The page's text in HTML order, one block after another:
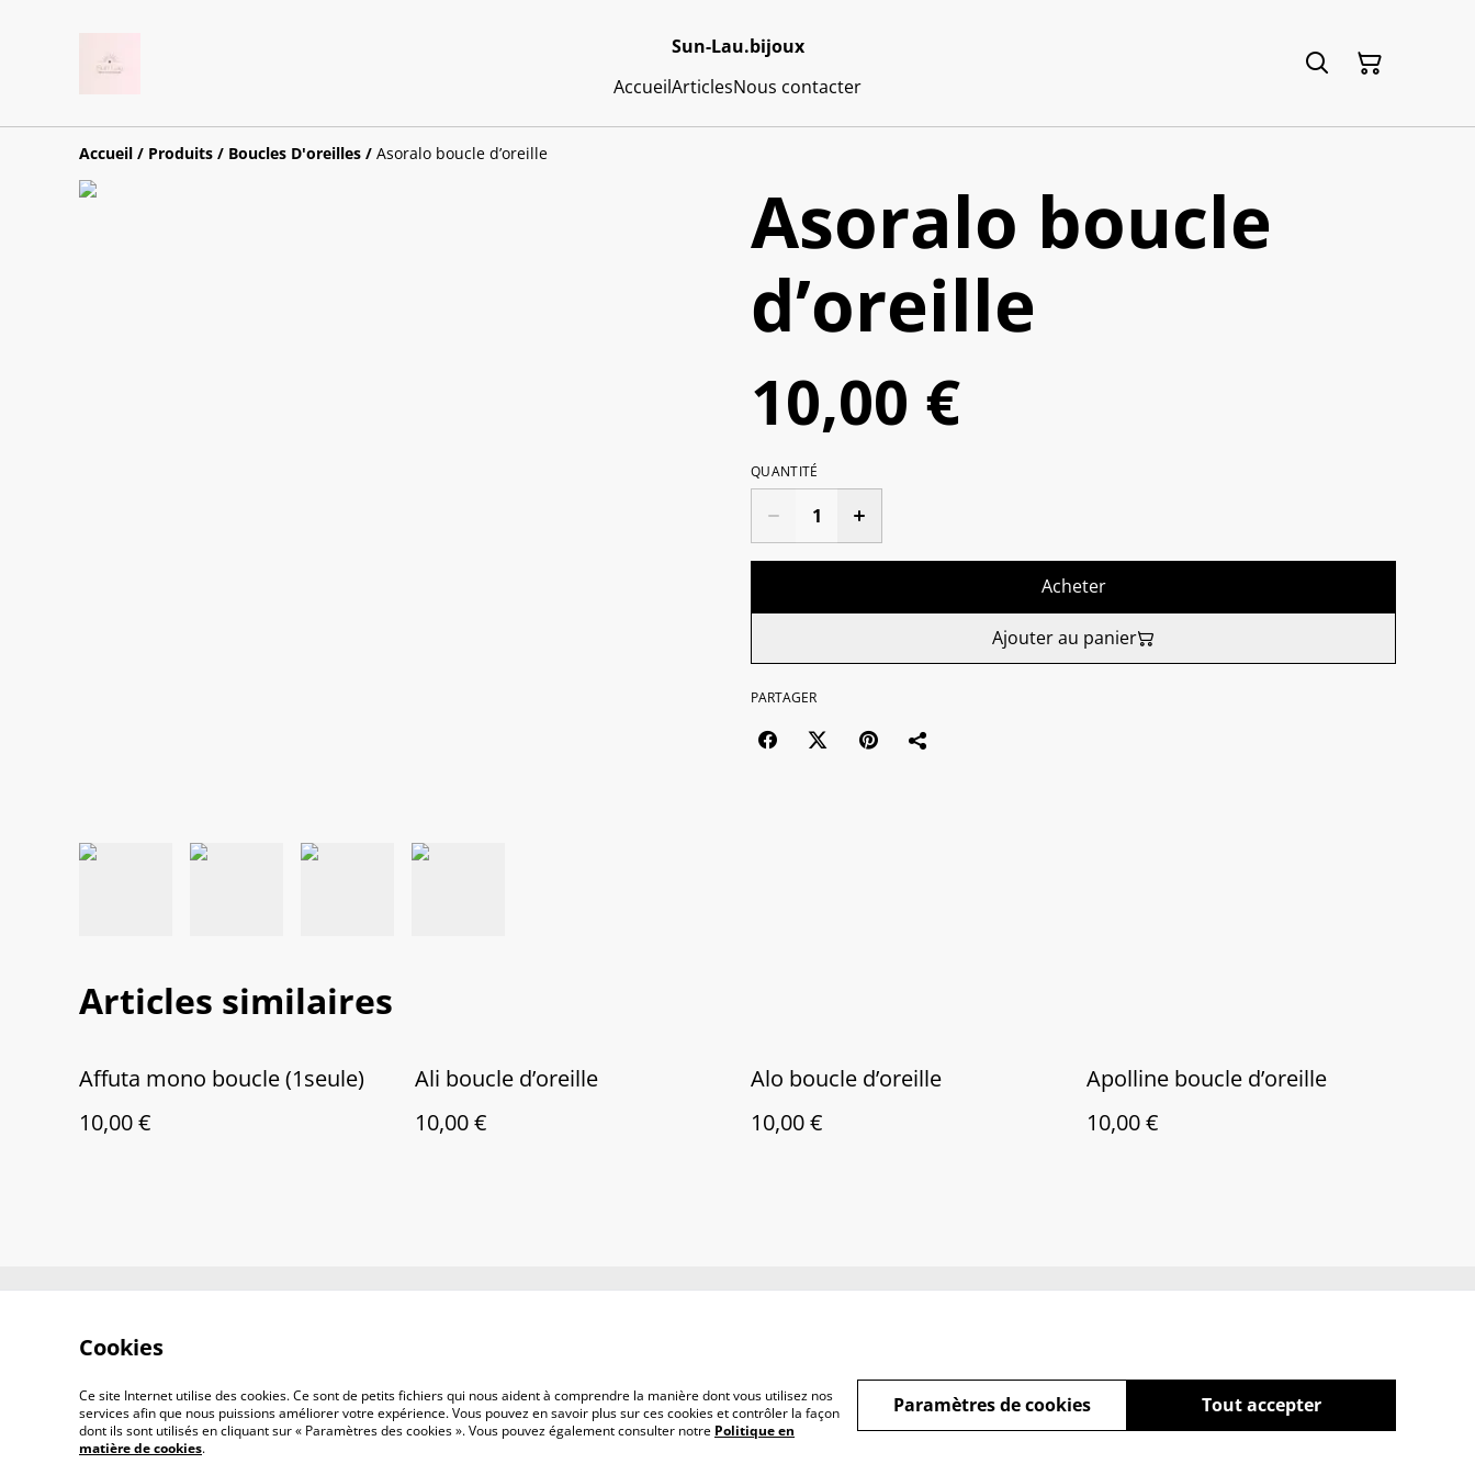
Sun-Lau.bijoux
AccueilArticlesNous contacter
Accueil / Produits / Boucles D'oreilles / Asoralo boucle d’oreille
Asoralo boucle
d’oreille
10,00 €
QUANTITÉ
Acheter
Ajouter au panier
PARTAGER
Articles similaires
Affuta mono boucle (1seule)
10,00 €
Ali boucle d’oreille
10,00 €
Alo boucle d’oreille
10,00 €
Apolline boucle d’oreille
10,00 €
©2026Sun-Lau.bijoux
Cookies
Ce site Internet utilise des cookies. Ce sont de petits fichiers qui nous aident à comprendre la manière dont vous utilisez nos
services afin que nous puissions améliorer votre expérience. Vous pouvez en savoir plus sur ces cookies et contrôler la façon
dont ils sont utilisés en cliquant sur « Paramètres des cookies ». Vous pouvez également consulter notre Politique en
matière de cookies.
Tout accepter
Paramètres de cookies